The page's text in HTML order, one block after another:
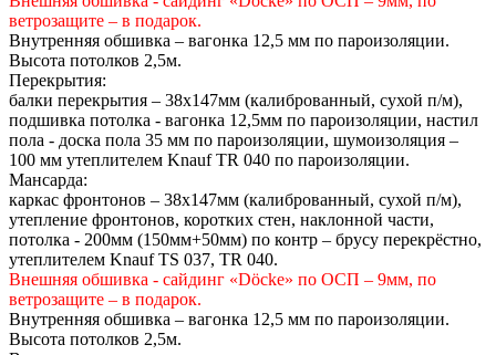
ветрозащите – в подарок.
Внутренняя обшивка – вагонка 12,5 мм по пароизоляции.
Высота потолков 2,5м.
Перекрытия:
балки перекрытия – 38х147мм (калиброванный, сухой п/м),
подшивка потолка - вагонка 12,5мм по пароизоляции, настил
пола - доска пола 35 мм по пароизоляции, шумоизоляция –
100 мм утеплителем Knauf TR 040 по пароизоляции.
Мансарда:
каркас фронтонов – 38х147мм (калиброванный, сухой п/м),
утепление фронтонов, коротких стен, наклонной части,
потолка - 200мм (150мм+50мм) по контр – брусу перекрёстно,
утеплителем Knauf TS 037, TR 040.
Внешняя обшивка - сайдинг «Döcke» по ОСП – 9мм, по
ветрозащите – в подарок.
Внутренняя обшивка – вагонка 12,5 мм по пароизоляции.
Высота потолков 2,5м.